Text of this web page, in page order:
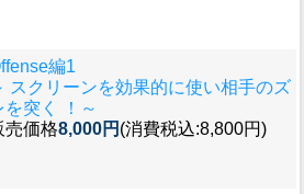
編1
スクリーンを効果的に使い相手のズ
を突く ！～
売価格8,000円 (消費税込:8,800円)